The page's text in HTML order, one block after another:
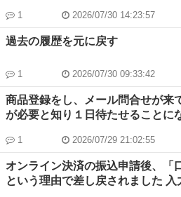
るのでしょうか？
1 2026/07/30 14:23:57
過去の履歴を元に戻す
1 2026/07/30 09:33:42
商品登録をし、メール問合せが来
が必要と知り１日待たせることに
1 2026/07/29 21:02:55
オンライン決済の振込申請後、「
という理由で差し戻されました